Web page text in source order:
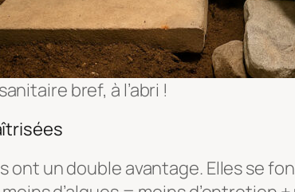
bref, à l’abri !
un double avantage. Elles se